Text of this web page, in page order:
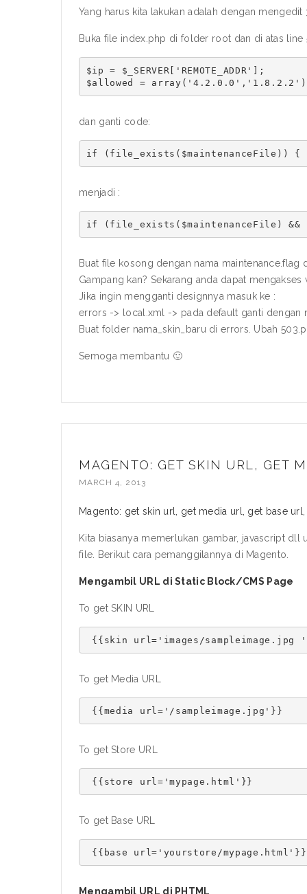
Yang harus kita lakukan adalah dengan
Buka file index.php di folder root dan di atas line
$ip = $_SERVER['REMOTE_ADDR'];
dan ganti code:
menjadi :
if (file_exists($maintenanceFile)
Buat file kosong dengan nama
Gampang kan? Sekarang anda dapat
Jika ingin mengganti designnya masuk ke :
errors -> local.xml -> pada default ganti dengan
Buat folder nama_skin_baru di errors. Ubah
Semoga membantu 🙂
MAGENTO: GET SKIN URL, GET
MARCH 4, 2013
Magento: get skin url, get media url, get base
Kita biasanya memerlukan gambar, javascript dll
file. Berikut cara pemanggilannya di Magento.
Mengambil URL di Static Block/CMS Page
To get SKIN URL
To get Media URL
To get Store URL
To get Base URL
Mengambil URL di PHTML